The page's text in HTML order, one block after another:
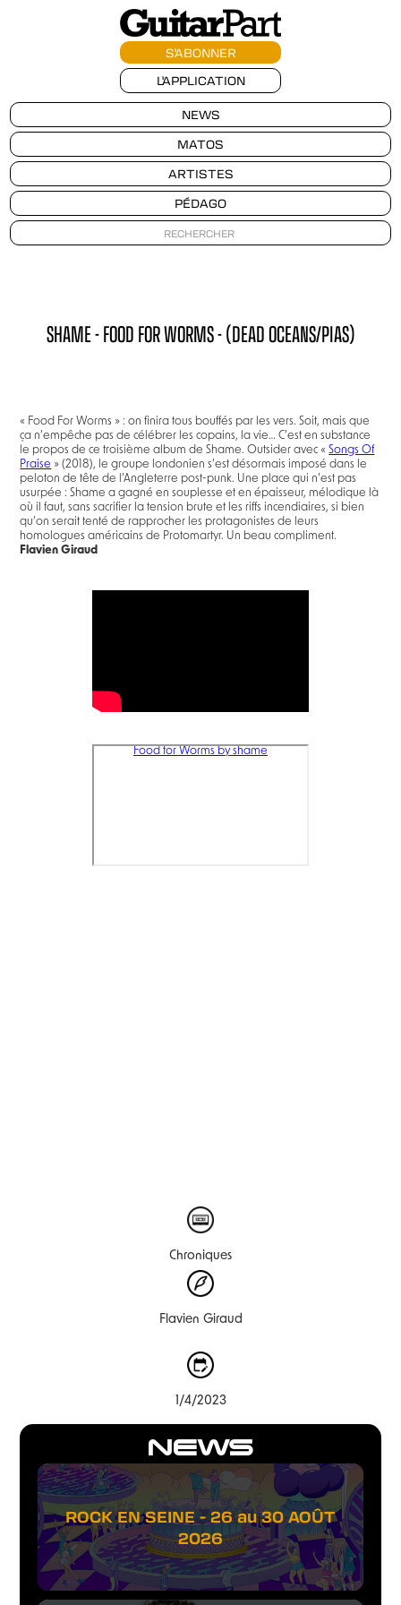
S'ABONNER
L'APPLICATION
NEWS
MATOS
ARTISTES
PÉDAGO
NEWS
ROCK EN SEINE - 26 au 30 AOÛT
2026
SHAME - FOOD FOR WORMS - (DEAD OCEANS/PIAS)
« Food For Worms » : on finira tous bouffés par les vers. Soit, mais que
ça n’empêche pas de célébrer les copains, la vie… C’est en substance
le propos de ce troisième album de Shame. Outsider avec «Songs Of
Praise » (2018), le groupe londonien s’est désormais imposé dans le
peloton de tête de l’Angleterre post-punk. Une place qui n’est pas
usurpée : Shame a gagné en souplesse et en épaisseur, mélodique là
où il faut, sans sacrifier la tension brute et les riffs incendiaires, si bien
qu’on serait tenté de rapprocher les protagonistes de leurs
homologues américains de Protomartyr. Un beau compliment.
Flavien Giraud
Food for Worms by shame
Chroniques
Flavien Giraud
1/4/2023